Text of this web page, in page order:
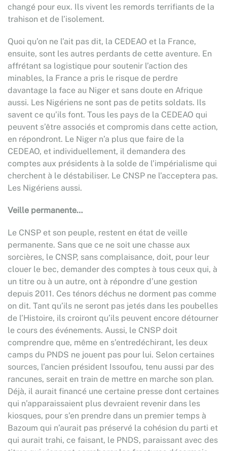
changé pour eux. Ils vivent les remords terrifiants de la
trahison et de l’isolement.
Quoi qu’on ne l’ait pas dit, la CEDEAO et la France,
ensuite, sont les autres perdants de cette aventure. En
affrétant sa logistique pour soutenir l’action des
minables, la France a pris le risque de perdre
davantage la face au Niger et sans doute en Afrique
aussi. Les Nigériens ne sont pas de petits soldats. Ils
savent ce qu’ils font. Tous les pays de la CEDEAO qui
peuvent s’être associés et compromis dans cette action,
en répondront. Le Niger n’a plus que faire de la
CEDEAO, et individuellement, il demandera des
comptes aux présidents à la solde de l’impérialisme qui
cherchent à le déstabiliser. Le CNSP ne l’acceptera pas.
Les Nigériens aussi.
Veille permanente…
Le CNSP et son peuple, restent en état de veille
permanente. Sans que ce ne soit une chasse aux
sorcières, le CNSP, sans complaisance, doit, pour leur
clouer le bec, demander des comptes à tous ceux qui, à
un titre ou à un autre, ont à répondre d’une gestion
depuis 2011. Ces ténors déchus ne dorment pas comme
on dit. Tant qu’ils ne seront pas jetés dans les poubelles
de l’Histoire, ils croiront qu’ils peuvent encore détourner
le cours des événements. Aussi, le CNSP doit
comprendre que, même en s’entredéchirant, les deux
camps du PNDS ne jouent pas pour lui. Selon certaines
sources, l’ancien président Issoufou, tenu aussi par des
rancunes, serait en train de mettre en marche son plan.
Déjà, il aurait financé une certaine presse dont certaines
qui n’apparaissaient plus devraient revenir dans les
kiosques, pour s’en prendre dans un premier temps à
Bazoum qui n’aurait pas préservé la cohésion du parti et
qui aurait trahi, ce faisant, le PNDS, paraissant avec des